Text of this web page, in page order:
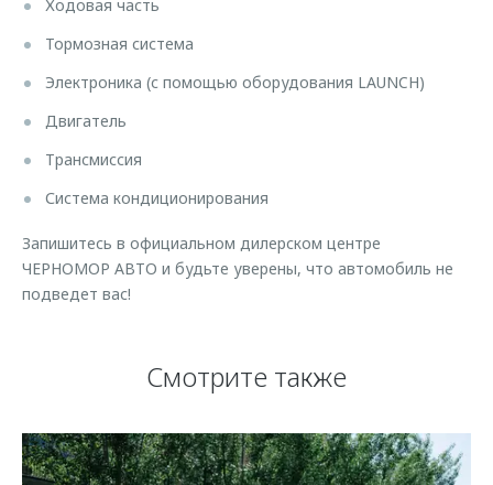
Ходовая часть
Тормозная система
Электроника (с помощью оборудования LAUNCH)
Двигатель
Трансмиссия
Система кондиционирования
Запишитесь в официальном дилерском центре
ЧЕРНОМОР АВТО и будьте уверены, что автомобиль не
подведет вас!
Смотрите также